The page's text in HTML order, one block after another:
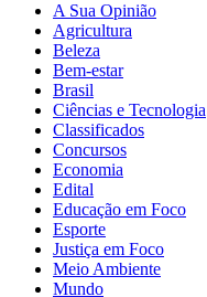
A Sua Opinião
Agricultura
Beleza
Bem-estar
Brasil
Ciências e Tecnologia
Classificados
Concursos
Economia
Edital
Educação em Foco
Esporte
Justiça em Foco
Meio Ambiente
Mundo